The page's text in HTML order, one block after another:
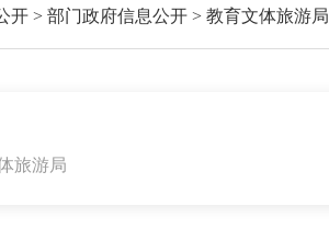
开> 部门政府信息公开> 教育文体旅游局
旅游局